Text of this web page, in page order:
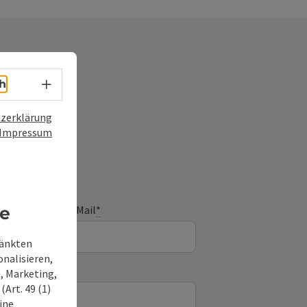
E-Mail*
Sprachwahl - Menü öffnen
Impressum
Marketing,
49 (1)